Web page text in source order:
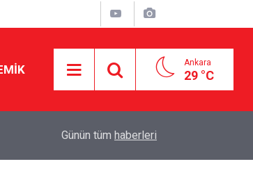
Ankara
29 °C
Okul Liderliğinde Karakter ve Donanımın
Günün tüm haberleri